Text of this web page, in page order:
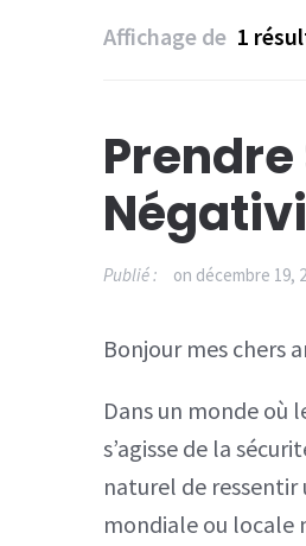
Affichage de 1
Prendre
Publié : on décembre 19,
Bonjour mes chers
Dans un monde où
s’agisse de la
naturel de ressentir
mondiale ou locale